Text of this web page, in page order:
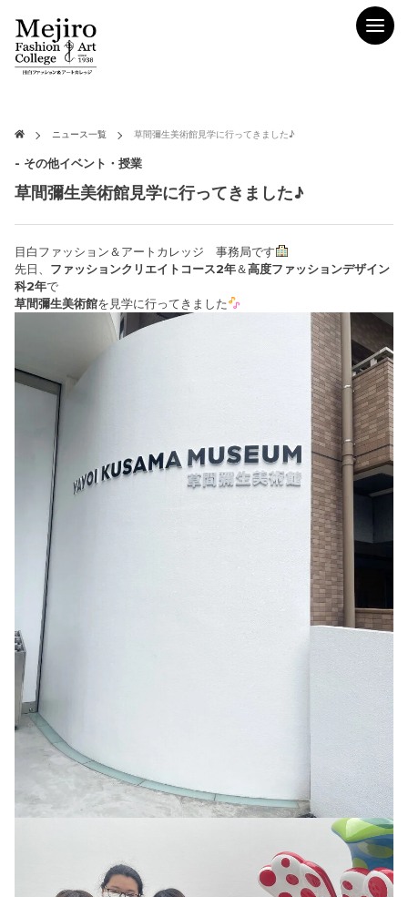
ニュース一覧 草間彌生美術館見学に行ってきました♪
- その他イベント・授業
草間彌生美術館見学に行ってきました♪
目白ファッション＆アートカレッジ 事務局です
先日、 ファッションクリエイトコース2年＆高度ファッションデザイン
科2年で
草間彌生美術館を見学に行ってきました